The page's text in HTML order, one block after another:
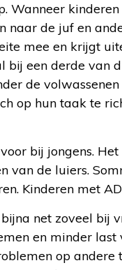
Wanneer
naar de juf en
mee en krijgt
een derde van
de
op hun taak te
bij jongens.
van de luiers.
Kinderen met
net zoveel bij
en minder
op